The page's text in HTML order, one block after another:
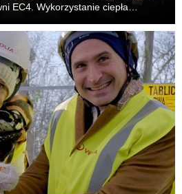
EC4. Wykorzystanie ciepła
Zwiększ...